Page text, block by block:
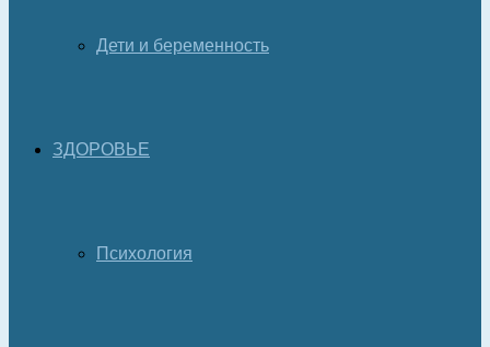
Дети и беременность
ЗДОРОВЬЕ
Психология